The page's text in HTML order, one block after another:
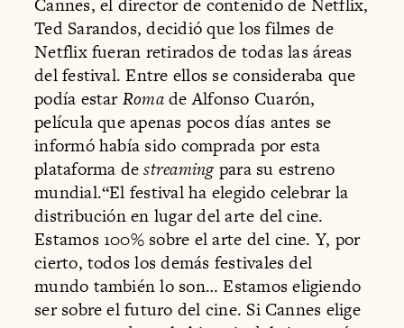
Cannes, el director de contenido de Netflix,
Ted Sarandos, decidió que los filmes de
Netflix fueran retirados de todas las áreas
del festival. Entre ellos se consideraba que
podía estarRomade Alfonso Cuarón,
película que apenas pocos días antes se
informó había sido comprada por esta
plataforma destreamingpara su estreno
mundial.“El festival ha elegido celebrar la
distribución en lugar del arte del cine.
Estamos 100% sobre el arte del cine. Y, por
cierto, todos los demás festivales del
mundo también lo son… Estamos eligiendo
ser sobre el futuro del cine. Si Cannes elige